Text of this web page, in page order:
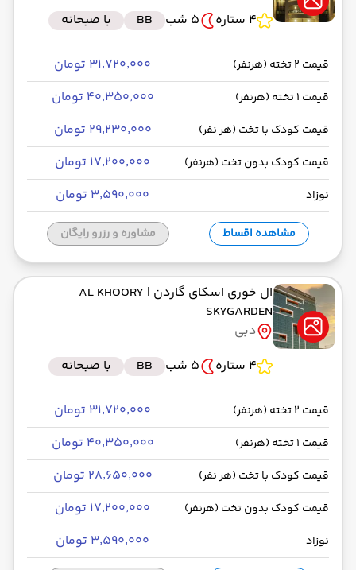
4 ستاره
5 شب BB با صبحانه
قیمت 2 تخته (هرنفر) ۳۱٬۷۲۰٬۰۰۰ تومان
قیمت 1 تخته (هرنفر) ۴۰٬۳۵۰٬۰۰۰ تومان
قیمت کودک با تخت (هر نفر) ۲۹٬۲۳۰٬۰۰۰ تومان
قیمت کودک بدون تخت (هرنفر) ۱۷٬۲۰۰٬۰۰۰ تومان
نوزاد ۳٬۵۹۰٬۰۰۰ تومان
مشاهده اقساط مشاوره و رزرو رایگان
ال خوری اسکای گاردن | AL KHOORY
SKYGARDEN
دبی
4 ستاره
5 شب BB با صبحانه
قیمت 2 تخته (هرنفر) ۳۱٬۷۲۰٬۰۰۰ تومان
قیمت 1 تخته (هرنفر) ۴۰٬۳۵۰٬۰۰۰ تومان
قیمت کودک با تخت (هر نفر) ۲۸٬۶۵۰٬۰۰۰ تومان
قیمت کودک بدون تخت (هرنفر) ۱۷٬۲۰۰٬۰۰۰ تومان
نوزاد ۳٬۵۹۰٬۰۰۰ تومان